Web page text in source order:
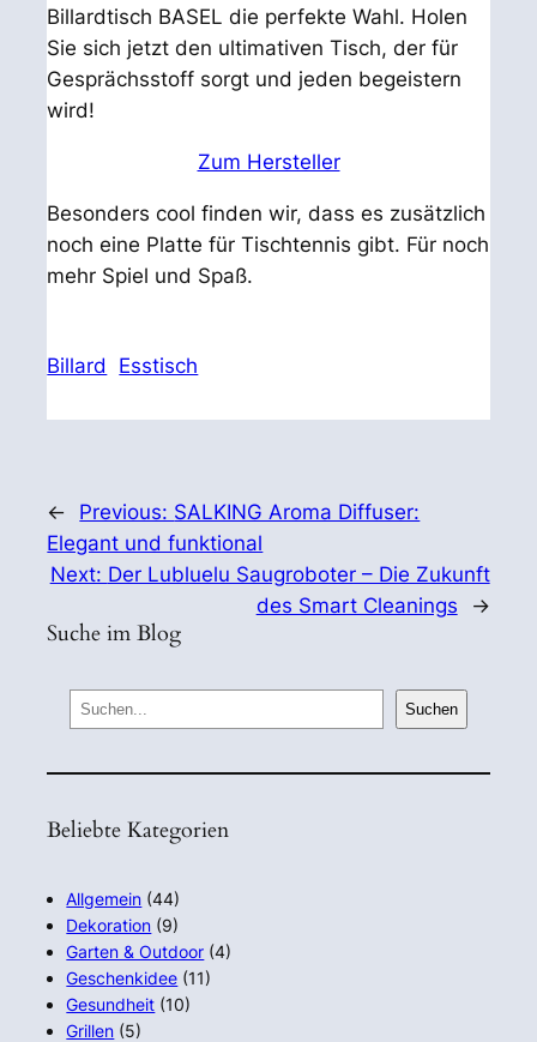
Billardtisch BASEL die perfekte Wahl. Holen
Sie sich jetzt den ultimativen Tisch, der für
Gesprächsstoff sorgt und jeden begeistern
wird!
Zum Hersteller
Besonders cool finden wir, dass es zusätzlich
noch eine Platte für Tischtennis gibt. Für noch
mehr Spiel und Spaß.
Billard Esstisch
← Previous: SALKING Aroma Diffuser:
Elegant und funktional
Next: Der Lubluelu Saugroboter – Die Zukunft
des Smart Cleanings
→
Suche im Blog
c
Suchen
Beliebte Kategorien
Allgemein (44)
Dekoration (9)
Garten & Outdoor (4)
Geschenkidee (11)
Gesundheit (10)
Grillen (5)